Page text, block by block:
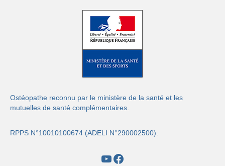
Ostéopathe reconnu par le ministère de la santé et les
mutuelles de santé complémentaires.
RPPS N°10010100674 (ADELI N°290002500).
YouTube
Facebook